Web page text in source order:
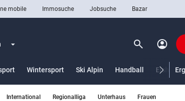
mobile Immosuche Jobsuche Bazar
Menü aufklappen search Suchen
account_circle
Wintersport Ski Alpin Handball
International Regionalliga Unterhaus Frauen